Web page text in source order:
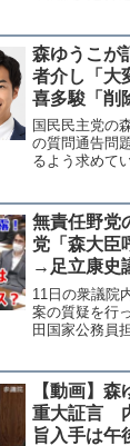
任され辻元清
れを受けて日
森ゆうこが
者介し「大
喜多駿「削
間通りと確
まかしだっ
国民民主党の
の質問通告問
るよう求めて
「残しておく
告されたとい
無責任野党
党「森大臣
→足立康史
に通告せず
党なのに」
11日の衆議院
案の質疑を行
田国家公務員
森法務大臣の
う。 残余の
【動画】
重大証言
旨入手は午